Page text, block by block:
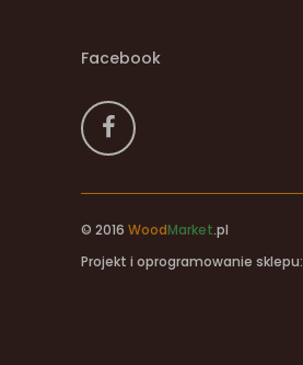
Facebook
© 2016 WoodMarket.pl
Projekt i oprogramowanie sklepu: